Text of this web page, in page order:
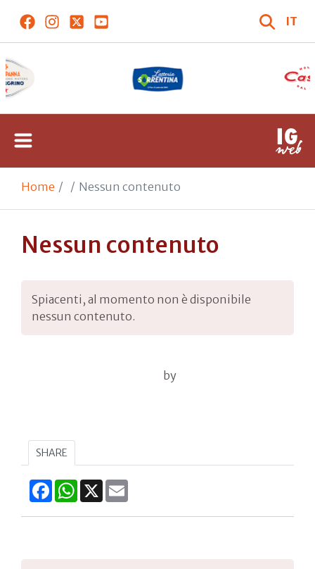
IT
Home Nessun contenuto
Nessun contenuto
Spiacenti, al momento non è disponibile
nessun contenuto.
by
SHARE
FacebookWhatsApp
X